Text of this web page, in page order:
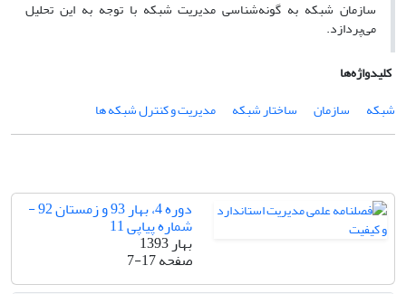
سازمان شبکه به گونه‌شناسی مدیریت شبکه با توجه به این تحلیل
می‌پردازد.
کلیدواژه‌ها
شبکه
سازمان ساختار شبکه مدیریت و کنترل شبکه ها
دوره 4، بهار 93 و زمستان 92 -
شماره پیاپی 11
بهار 1393
صفحه7-17